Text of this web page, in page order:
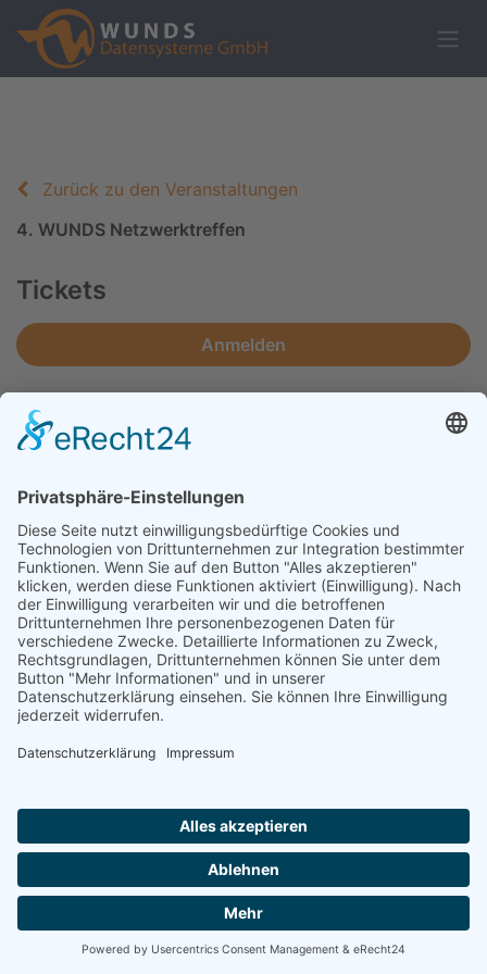
Zurück zu den Veranstaltungen
4. WUNDS Netzwerktreffen
Tickets
Anmelden
4. WUNDS
Netzwerktreffen
Entdecken Sie die Welt der digitalen
Innovationen!
Liebe Partner, Geschäftskunden und
Am laden wir Sie herzlich zum
WUNDS Netzwerktreffenein.Erleben Sie einen
interessanten Nachmittag voller Einblicke in aktuelle
Digitalisierungsprojekte, smarte
Unternehmenslösungen und innovative Technologien –
direkt aus der Region für die Region. Ein